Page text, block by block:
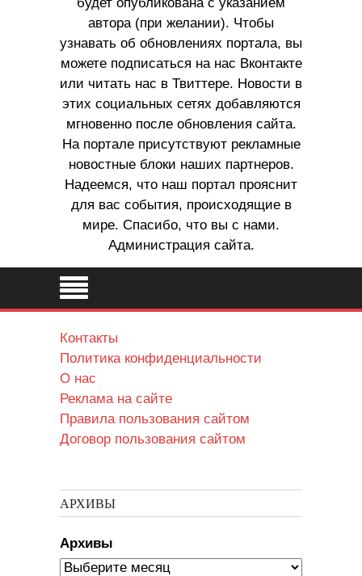
автора (при желании). Чтобы
узнавать об обновлениях портала, вы
можете подписаться на нас Вконтакте
или читать нас в Твиттере. Новости в
этих социальных сетях добавляются
мгновенно после обновления сайта.
На портале присутствуют рекламные
новостные блоки наших партнеров.
Надеемся, что наш портал прояснит
для вас события, происходящие в
мире. Спасибо, что вы с нами.
Администрация сайта.
Контакты
Политика конфиденциальности
О нас
Реклама на сайте
Правила пользования сайтом
Договор пользования сайтом
АРХИВЫ
Архивы